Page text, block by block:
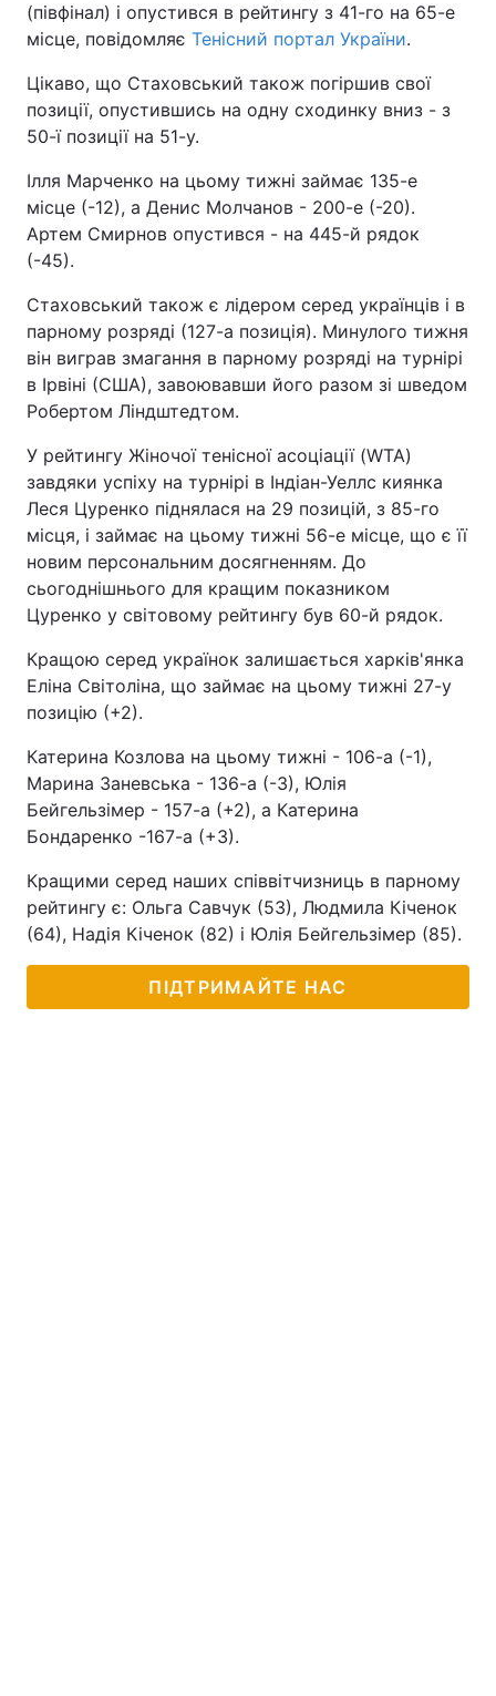
(півфінал) і опустився в рейтингу з 41-го на 65-е
місце, повідомляє Тенісний портал України.
Цікаво, що Стаховський також погіршив свої
позиції, опустившись на одну сходинку вниз - з
50-ї позиції на 51-у.
Ілля Марченко на цьому тижні займає 135-е
місце (-12), а Денис Молчанов - 200-е (-20).
Артем Смирнов опустився - на 445-й рядок
(-45).
Стаховський також є лідером серед українців і в
парному розряді (127-а позиція). Минулого тижня
він виграв змагання в парному розряді на турнірі
в Ірвіні (США), завоювавши його разом зі шведом
Робертом Ліндштедтом.
У рейтингу Жіночої тенісної асоціації (WTA)
завдяки успіху на турнірі в Індіан-Уеллс киянка
Леся Цуренко піднялася на 29 позицій, з 85-го
місця, і займає на цьому тижні 56-е місце, що є її
новим персональним досягненням. До
сьогоднішнього для кращим показником
Цуренко у світовому рейтингу був 60-й рядок.
Кращою серед українок залишається харків'янка
Еліна Світоліна, що займає на цьому тижні 27-у
позицію (+2).
Катерина Козлова на цьому тижні - 106-а (-1),
Марина Заневська - 136-а (-3), Юлія
Бейгельзімер - 157-а (+2), а Катерина
Бондаренко -167-а (+3).
Кращими серед наших співвітчизниць в парному
рейтингу є: Ольга Савчук (53), Людмила Кіченок
(64), Надія Кіченок (82) і Юлія Бейгельзімер (85).
ПІДТРИМАЙТЕ НАС